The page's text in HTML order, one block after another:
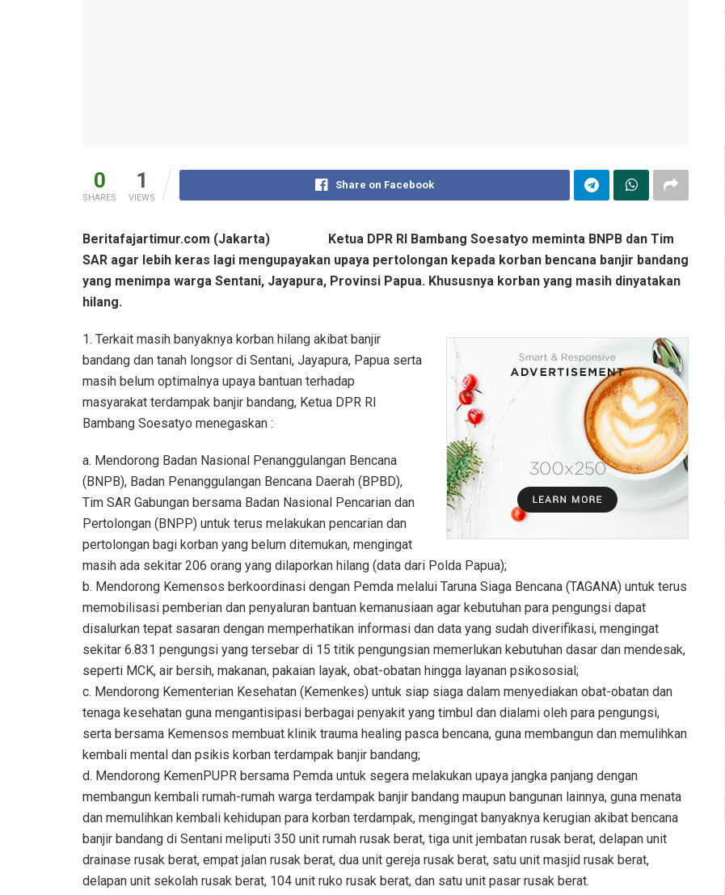
0
SHARES
1
VIEWS
Share on Facebook
Beritafajartimur.com (Jakarta) Ketua DPR RI Bambang Soesatyo meminta BNPB dan Tim
SAR agar lebih keras lagi mengupayakan upaya pertolongan kepada korban bencana banjir bandang
yang menimpa warga Sentani, Jayapura, Provinsi Papua. Khususnya korban yang masih dinyatakan
hilang.
1. Terkait masih banyaknya korban hilang akibat banjir
bandang dan tanah longsor di Sentani, Jayapura, Papua serta
masih belum optimalnya upaya bantuan terhadap
masyarakat terdampak banjir bandang, Ketua DPR RI
Bambang Soesatyo menegaskan :
a. Mendorong Badan Nasional Penanggulangan Bencana
(BNPB), Badan Penanggulangan Bencana Daerah (BPBD),
Tim SAR Gabungan bersama Badan Nasional Pencarian dan
Pertolongan (BNPP) untuk terus melakukan pencarian dan
pertolongan bagi korban yang belum ditemukan, mengingat
masih ada sekitar 206 orang yang dilaporkan hilang (data dari Polda Papua);
b. Mendorong Kemensos berkoordinasi dengan Pemda melalui Taruna Siaga Bencana (TAGANA) untuk terus
memobilisasi pemberian dan penyaluran bantuan kemanusiaan agar kebutuhan para pengungsi dapat
disalurkan tepat sasaran dengan memperhatikan informasi dan data yang sudah diverifikasi, mengingat
sekitar 6.831 pengungsi yang tersebar di 15 titik pengungsian memerlukan kebutuhan dasar dan mendesak,
seperti MCK, air bersih, makanan, pakaian layak, obat-obatan hingga layanan psikososial;
c. Mendorong Kementerian Kesehatan (Kemenkes) untuk siap siaga dalam menyediakan obat-obatan dan
tenaga kesehatan guna mengantisipasi berbagai penyakit yang timbul dan dialami oleh para pengungsi,
serta bersama Kemensos membuat klinik trauma healing pasca bencana, guna membangun dan memulihkan
kembali mental dan psikis korban terdampak banjir bandang;
d. Mendorong KemenPUPR bersama Pemda untuk segera melakukan upaya jangka panjang dengan
membangun kembali rumah-rumah warga terdampak banjir bandang maupun bangunan lainnya, guna menata
dan memulihkan kembali kehidupan para korban terdampak, mengingat banyaknya kerugian akibat bencana
banjir bandang di Sentani meliputi 350 unit rumah rusak berat, tiga unit jembatan rusak berat, delapan unit
drainase rusak berat, empat jalan rusak berat, dua unit gereja rusak berat, satu unit masjid rusak berat,
delapan unit sekolah rusak berat, 104 unit ruko rusak berat, dan satu unit pasar rusak berat.